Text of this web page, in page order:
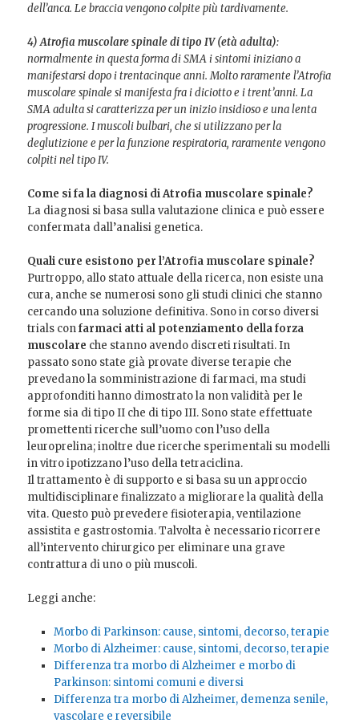
dell’anca. Le braccia vengono colpite più tardivamente.
4) Atrofia muscolare spinale di tipo IV (età adulta):
normalmente in questa forma di SMA i sintomi iniziano a
manifestarsi dopo i trentacinque anni. Molto raramente l’Atrofia
muscolare spinale si manifesta fra i diciotto e i trent’anni. La
SMA adulta si caratterizza per un inizio insidioso e una lenta
progressione. I muscoli bulbari, che si utilizzano per la
deglutizione e per la funzione respiratoria, raramente vengono
colpiti nel tipo IV.
Come si fa la diagnosi di Atrofia muscolare spinale?
La diagnosi si basa sulla valutazione clinica e può essere
confermata dall’analisi genetica.
Quali cure esistono per l’Atrofia muscolare spinale?
Purtroppo, allo stato attuale della ricerca, non esiste una
cura, anche se numerosi sono gli studi clinici che stanno
cercando una soluzione definitiva. Sono in corso diversi
trials confarmaci atti al potenziamento della forza
muscolare che stanno avendo discreti risultati. In
passato sono state già provate diverse terapie che
prevedano la somministrazione di farmaci, ma studi
approfonditi hanno dimostrato la non validità per le
forme sia di tipo II che di tipo III. Sono state effettuate
promettenti ricerche sull’uomo con l’uso della
leuroprelina; inoltre due ricerche sperimentali su modelli
in vitro ipotizzano l’uso della tetraciclina.
Il trattamento è di supporto e si basa su un approccio
multidisciplinare finalizzato a migliorare la qualità della
vita. Questo può prevedere fisioterapia, ventilazione
assistita e gastrostomia. Talvolta è necessario ricorrere
all’intervento chirurgico per eliminare una grave
contrattura di uno o più muscoli.
Leggi anche:
Morbo di Parkinson: cause, sintomi, decorso, terapie
Morbo di Alzheimer: cause, sintomi, decorso, terapie
Differenza tra morbo di Alzheimer e morbo di
Parkinson: sintomi comuni e diversi
Differenza tra morbo di Alzheimer, demenza senile,
vascolare e reversibile